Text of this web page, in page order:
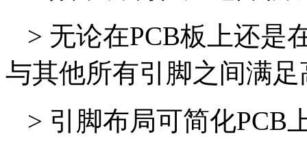
> 无论在PCB板上还是
与其他所有引脚之间满
> 引脚布局可简化PCB